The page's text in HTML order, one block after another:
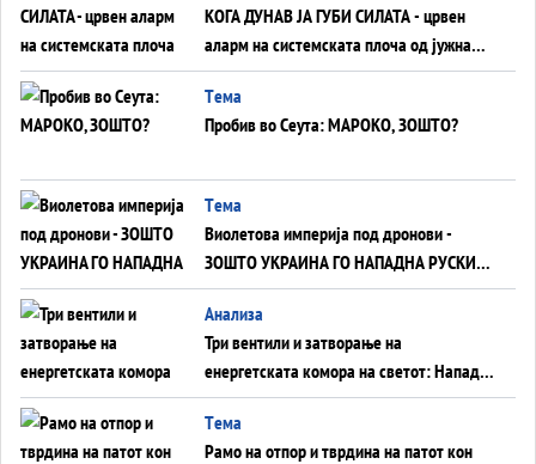
КОГА ДУНАВ ЈА ГУБИ СИЛАТА - црвен
аларм на системската плоча од јужна
Германија до Црното Море...
Tема
Пробив во Сеута: МАРОКО, ЗОШТО?
Tема
Виолетова империја под дронови -
ЗОШТО УКРАИНА ГО НАПАДНА РУСКИОТ
WILDBERRIES
Aнализа
Три вентили и затворање на
енергетската комора на светот: Нападот
во Суец најавува глобален енергетски
инфаркт?
Tема
Рамо на отпор и тврдина на патот кон